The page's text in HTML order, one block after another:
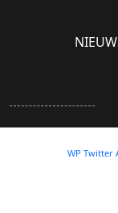
WP Twitter